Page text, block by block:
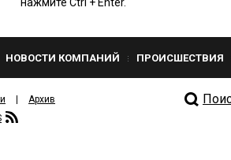
нажмите Ctrl + Enter.
НОВОСТИ КОМПАНИЙ ПРОИСШЕСТВИЯ
Архив